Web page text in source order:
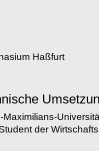
Haßfurt
Maximilians-
der